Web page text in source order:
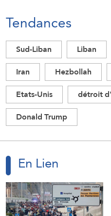
Tendances
Sud-Liban Liban
Iran
Hezbollah
Etats-Unis
détroit
Donald Trump
En Lien